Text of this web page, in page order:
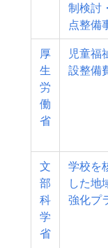
制検討
点整備
厚
生
労
働
省
児童福
設整備
文
部
科
学
省
学校を
した地
強化プ